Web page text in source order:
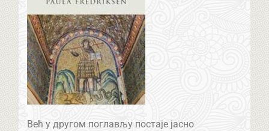
Већ у другом поглављу постаје јасно